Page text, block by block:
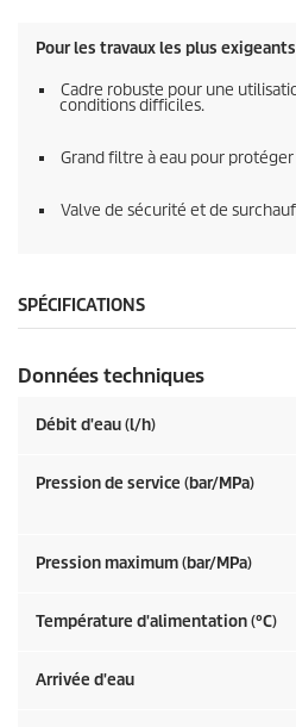
Pour les travaux les plus exigeants
Cadre robuste pour une
conditions difficiles.
Grand filtre à eau pour
Valve de sécurité et de
SPÉCIFICATIONS
Données techniques
Débit d'eau (l/h)
Pression de service (bar/MPa)
Pression maximum (bar/MPa)
Température d'alimentation (°C)
Arrivée d'eau